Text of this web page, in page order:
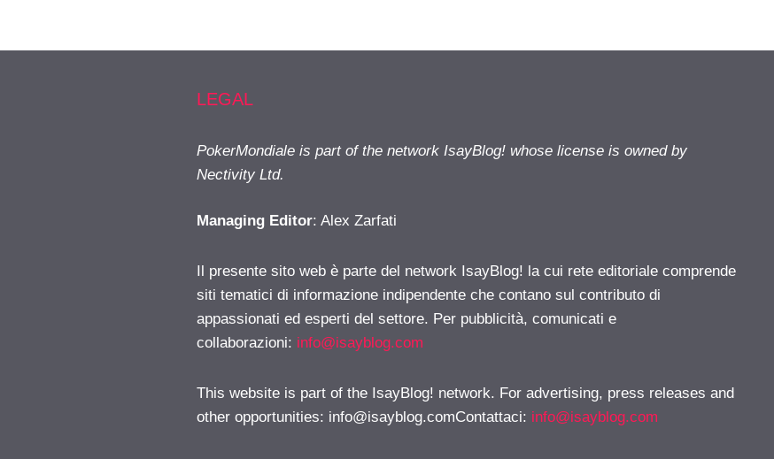
LEGAL
PokerMondiale is part of the network IsayBlog! whose license is owned by
Nectivity Ltd.
Managing Editor: Alex Zarfati
Il presente sito web è parte del network IsayBlog! la cui rete editoriale comprende
siti tematici di informazione indipendente che contano sul contributo di
appassionati ed esperti del settore. Per pubblicità, comunicati e
collaborazioni: info@isayblog.com
This website is part of the IsayBlog! network. For advertising, press releases and
other opportunities: info@isayblog.comContattaci: info@isayblog.com